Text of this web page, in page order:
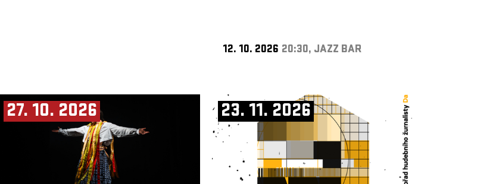
12. 10. 2026 20:30, JAZZ BAR
27. 10. 2026 23. 11. 2026